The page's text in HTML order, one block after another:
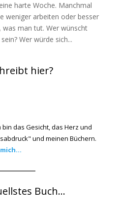
harte Woche. Manchmal
weniger arbeiten oder besser
man tut. Wer wünscht
Wer würde sich...
hier?
bin das Gesicht, das Herz und
und meinen Büchern.
Buch...